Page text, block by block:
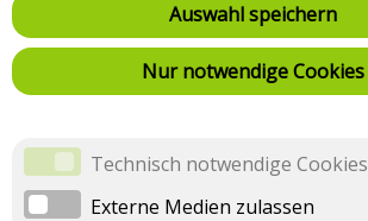
Auswahl speichern
Nur notwendige Cookies
Technisch notwendige Cookies
Externe Medien zulassen